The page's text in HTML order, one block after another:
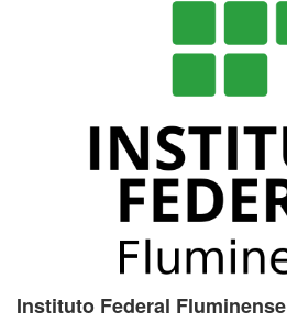
Instituto Federal Fluminense